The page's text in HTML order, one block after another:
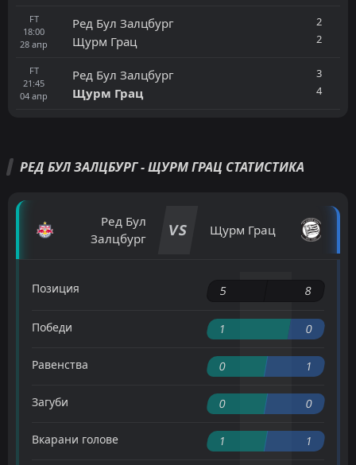
FT
18:00
28 апр
Ред Бул Залцбург
Щурм Грац
2
2
FT
21:45
04 апр
Ред Бул Залцбург
Щурм Грац
3
4
РЕД БУЛ ЗАЛЦБУРГ - ЩУРМ ГРАЦ СТАТИСТИКА
Ред Бул
Залцбург
VS Щурм Грац
Позиция 5 8
Победи 1 0
Равенства 0 1
Загуби 0 0
Вкарани голове 1 1